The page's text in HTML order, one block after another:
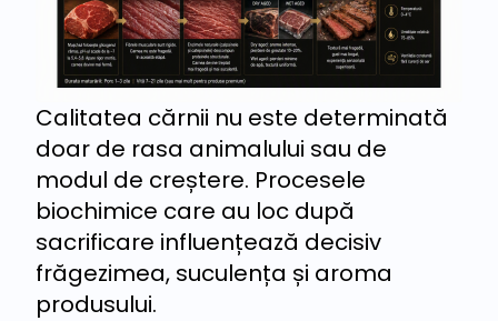
Calitatea cărnii nu este determinată
doar de rasa animalului sau de
modul de creștere. Procesele
biochimice care au loc după
sacrificare influențează decisiv
frăgezimea, suculența și aroma
produsului.